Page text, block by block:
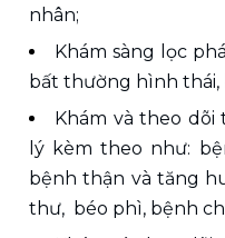
nhân;
Khám sàng lọc
bất thường hình
Khám và theo dõi
lý kèm theo như:
bệnh thận và tăng
thư,  béo phì, bệnh